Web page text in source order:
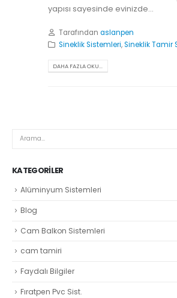
yapısı sayesinde evinizde...
Tarafından aslanpen
Sineklik Sistemleri,Sineklik Tamir
DAHA FAZLA OKU...
KATEGORILER
Alüminyum Sistemleri
Blog
Cam Balkon Sistemleri
cam tamiri
Faydalı Bilgiler
Fıratpen Pvc Sist.